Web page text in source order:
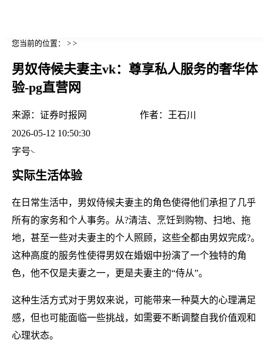
您当前的位置： > >
男奴侍候夫妻主vk：尊享私人服务的奢华体
验-pg直营网
来源： 证券时报网 作者：
王石川
2026-05-12 10:50:30
字号
实际生活体验
在日常生活中，男奴侍候夫妻主的角色使得他们承担了几乎
所有的家务和个人事务。从?清洁、烹饪到购物、扫地、拖
地，甚至一些对夫妻主的个人照顾，这些全都由男奴完成?。
这种高度的服务性使得男奴在婚姻中扮演了一个独特的角
色，他不仅是夫妻之一，更是夫妻主的“侍从”。
这种生活方式对于男奴来说，可能带来一种莫大的心理满足
感，但也可能面临一些挑战，如需要不断调整自我价值观和
心理状态。